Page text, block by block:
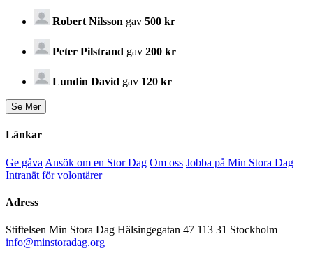
Robert Nilsson gav 500 kr
Peter Pilstrand gav 200 kr
Lundin David gav 120 kr
Länkar
Ge gåva Ansök om en Stor Dag Om oss Jobba på Min Stora Dag
Intranät för volontärer
Adress
Stiftelsen Min Stora Dag Hälsingegatan 47 113 31 Stockholm
info@minstoradag.org